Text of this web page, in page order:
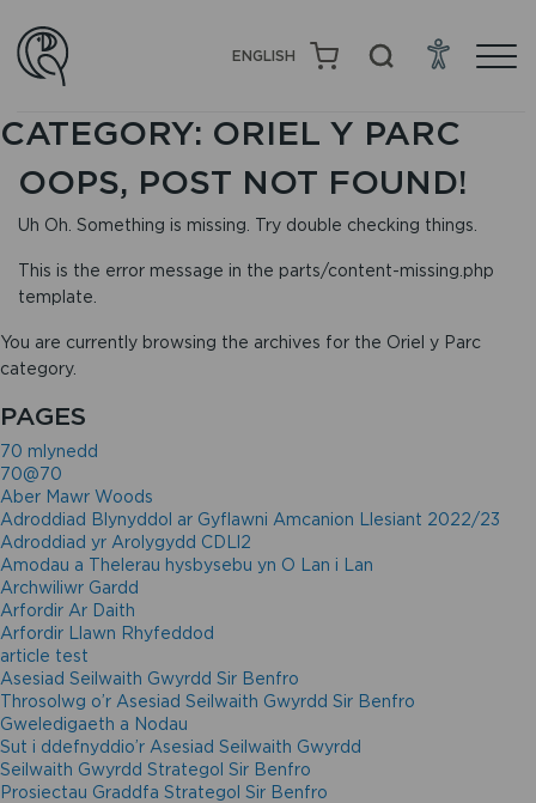
ENGLISH
CATEGORY: ORIEL Y PARC
OOPS, POST NOT FOUND!
Uh Oh. Something is missing. Try double checking things.
This is the error message in the parts/content-missing.php
template.
You are currently browsing the archives for the Oriel y Parc
category.
PAGES
70 mlynedd
70@70
Aber Mawr Woods
Adroddiad Blynyddol ar Gyflawni Amcanion Llesiant 2022/23
Adroddiad yr Arolygydd CDLl2
Amodau a Thelerau hysbysebu yn O Lan i Lan
Archwiliwr Gardd
Arfordir Ar Daith
Arfordir Llawn Rhyfeddod
article test
Asesiad Seilwaith Gwyrdd Sir Benfro
Throsolwg o’r Asesiad Seilwaith Gwyrdd Sir Benfro
Gweledigaeth a Nodau
Sut i ddefnyddio’r Asesiad Seilwaith Gwyrdd
Seilwaith Gwyrdd Strategol Sir Benfro
Prosiectau Graddfa Strategol Sir Benfro